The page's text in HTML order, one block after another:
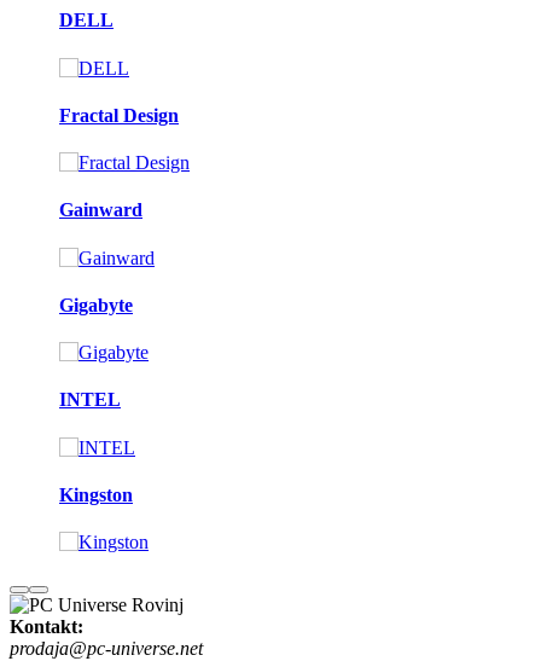
DELL
Fractal Design
Gainward
Gigabyte
INTEL
Kingston
Kontakt:
prodaja@pc-universe.net